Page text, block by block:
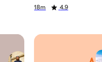
18m 4.9